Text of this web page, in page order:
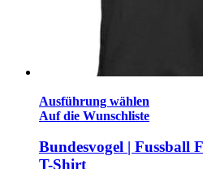
Ausführung wählen
Auf die Wunschliste
Bundesvogel | Fussball
T-Shirt